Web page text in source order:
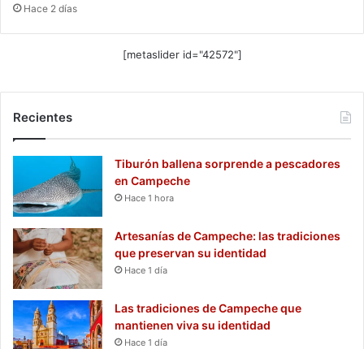
Hace 2 días
[metaslider id="42572"]
Recientes
Tiburón ballena sorprende a pescadores
en Campeche
Hace 1 hora
Artesanías de Campeche: las tradiciones
que preservan su identidad
Hace 1 día
Las tradiciones de Campeche que
mantienen viva su identidad
Hace 1 día